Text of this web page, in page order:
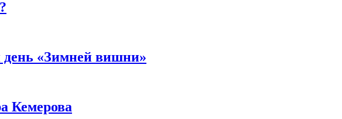
день «Зимней вишни»
Кемерова